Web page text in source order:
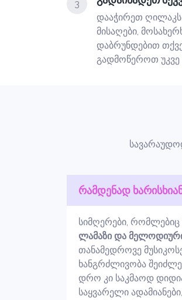
3
დააჭირეთ ღილაკს
მისაღები,
დაბრუნდებით
გადმოწეროთ
რამდენად
სიმღერები, რომლებიც
ლამაზი და
თანამედროვე
ხანგრძლივობა
დრო კი საკმაოდ
საყვარელი